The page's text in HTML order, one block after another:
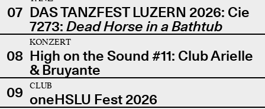
07 DAS TANZFEST LUZERN 2026: Cie
7273: Dead Horse in a Bathtub
08
KONZERT
High on the Sound #11: Club Arielle
& Bruyante
09
CLUB
oneHSLU Fest 2026